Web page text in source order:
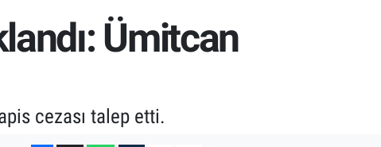
Ümitcan
cezası talep etti.